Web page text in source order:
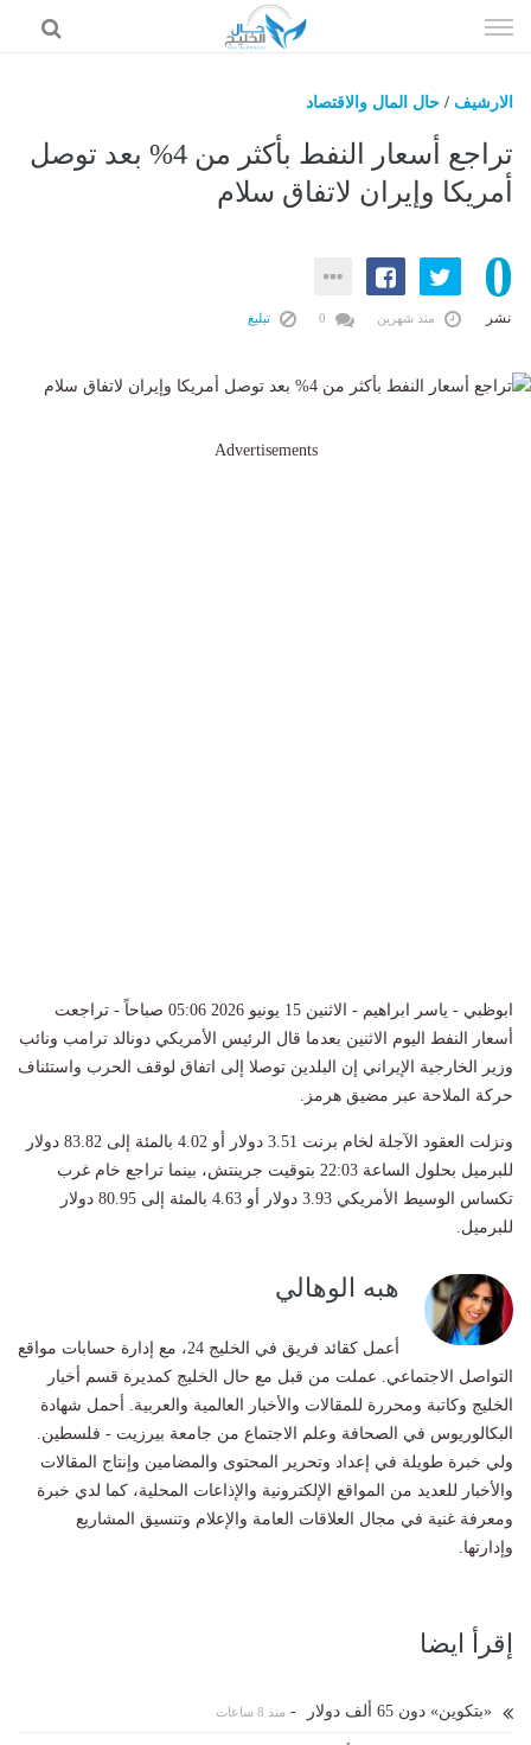
الى
الارشيف / حال المال والاقتصاد
تراجع أسعار النفط بأكثر من 4% بعد توصل
أمريكا وإيران لاتفاق سلام
0
نشر منذ شهرين تبليغ
Advertisements
ابوظبي - ياسر ابراهيم - الاثنين 15 يونيو 2026 05:06 صباحاً - تراجعت
أسعار ‌النفط ال​يوم الاثنين بعدما قال الرئيس الأمريكي دونالد ترامب ⁠ونائب
وزير الخارجية الإيراني إن البلدين ‌توصلا إلى اتفاق لوقف ‌الحرب واستئناف
حركة الملاحة ‌عبر ‌مضيق هرمز.
ونزلت ‌العقود الآجلة لخام ​برنت ‌3.51 ​دولار أو ⁠4.02 بالمئة ​إلى 83.82 ⁠دولار
للبرميل ⁠بحلول الساعة 22:03 ⁠بتوقيت جرينتش، بينما تراجع خام غرب
تكساس الوسيط الأمريكي ‌3.93 دولار أو ​4.63 بالمئة إلى 80.95 دولار
للبرميل.
هبه الوهالي
أعمل كقائد فريق في الخليج 24، مع إدارة حسابات مواقع
التواصل الاجتماعي. عملت من قبل مع حال الخليج كمديرة قسم أخبار
الخليج وكاتبة ومحررة للمقالات والأخبار العالمية والعربية. أحمل شهادة
البكالوريوس في الصحافة وعلم الاجتماع من جامعة بيرزيت - فلسطين.
ولي خبرة طويلة في إعداد وتحرير المحتوى والمضامين وإنتاج المقالات
والأخبار للعديد من المواقع الإلكترونية والإذاعات المحلية، كما لدي خبرة
ومعرفة غنية في مجال العلاقات العامة والإعلام وتنسيق المشاريع
وإدارتها.
إقرأ ايضا
«بتكوين» دون 65 ألف دولار - منذ 8 ساعات
حال السعودية